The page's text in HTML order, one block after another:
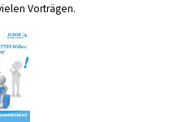
Vorträgen.